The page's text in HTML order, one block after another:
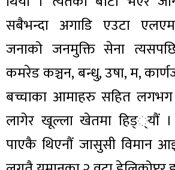
सबैभन्दा अगाडि एउटा
जनाको जनमुक्ति सेना
कमरेड कञ्चन, बन्धु, उषा, म,
बच्चाका आमाहरु सहित
लागेर खूल्ला खेतमा हिड््यौं
पाएकै थिएनौं जासुसी विमान